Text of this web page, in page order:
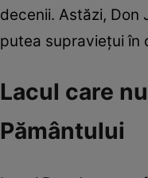
decenii. Astăzi, Don
putea supraviețui în
Lacul care
Pământului